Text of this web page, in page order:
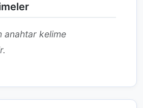
anahtar kelime